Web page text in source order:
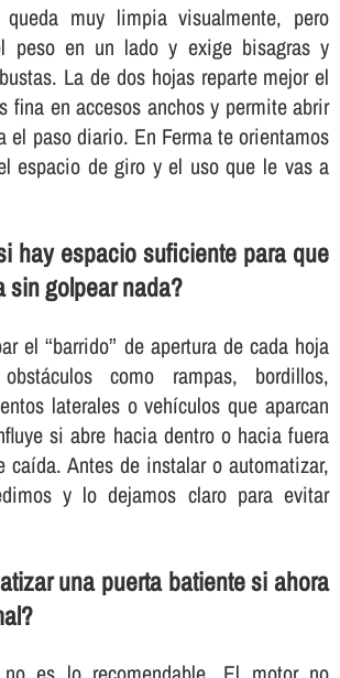
muy limpia visualmente, pero
peso en un lado y exige bisagras y
La de dos hojas reparte mejor el
fina en accesos anchos y permite abrir
el paso diario. En Ferma te orientamos
espacio de giro y el uso que le vas a
hay espacio suficiente para que
sin golpear nada?
el “barrido” de apertura de cada hoja
como rampas, bordillos,
laterales o vehículos que aparcan
si abre hacia dentro o hacia fuera
Antes de instalar o automatizar,
y lo dejamos claro para evitar
una puerta batiente si ahora